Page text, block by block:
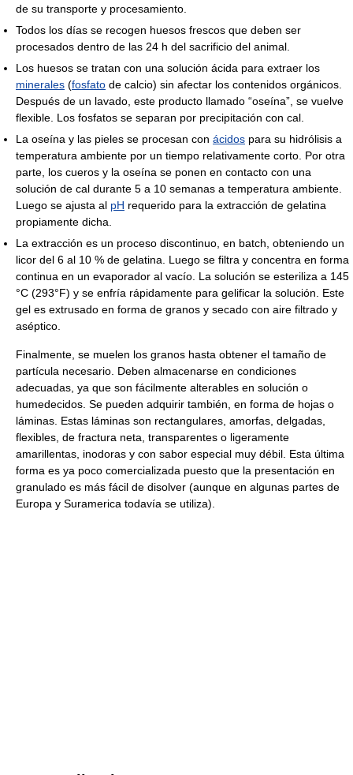
de su transporte y procesamiento.
Todos los días se recogen huesos frescos que deben ser
procesados dentro de las 24 h del sacrificio del animal.
Los huesos se tratan con una solución ácida para extraer los
minerales (fosfato de calcio) sin afectar los contenidos orgánicos.
Después de un lavado, este producto llamado “oseína”, se vuelve
flexible. Los fosfatos se separan por precipitación con cal.
La oseína y las pieles se procesan con ácidos para su hidrólisis a
temperatura ambiente por un tiempo relativamente corto. Por otra
parte, los cueros y la oseína se ponen en contacto con una
solución de cal durante 5 a 10 semanas a temperatura ambiente.
Luego se ajusta al pH requerido para la extracción de gelatina
propiamente dicha.
La extracción es un proceso discontinuo, en batch, obteniendo un
licor del 6 al 10 % de gelatina. Luego se filtra y concentra en forma
continua en un evaporador al vacío. La solución se esteriliza a 145
°C (293°F) y se enfría rápidamente para gelificar la solución. Este
gel es extrusado en forma de granos y secado con aire filtrado y
aséptico.
Finalmente, se muelen los granos hasta obtener el tamaño de
partícula necesario. Deben almacenarse en condiciones
adecuadas, ya que son fácilmente alterables en solución o
humedecidos. Se pueden adquirir también, en forma de hojas o
láminas. Estas láminas son rectangulares, amorfas, delgadas,
flexibles, de fractura neta, transparentes o ligeramente
amarillentas, inodoras y con sabor especial muy débil. Esta última
forma es ya poco comercializada puesto que la presentación en
granulado es más fácil de disolver (aunque en algunas partes de
Europa y Suramerica todavía se utiliza).